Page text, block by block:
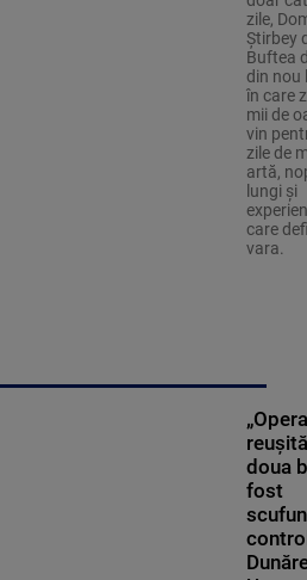
zile,
Știrbey
Buftea
din nou
în care
mii de
vin
zile de
artă,
lungi și
care
vara.
doua
fost